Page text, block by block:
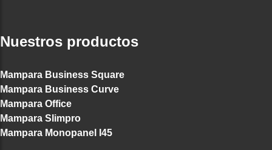
Nuestros productos
Mampara Business Square
Mampara Business Curve
Mampara Office
Mampara Slimpro
Mampara Monopanel I45